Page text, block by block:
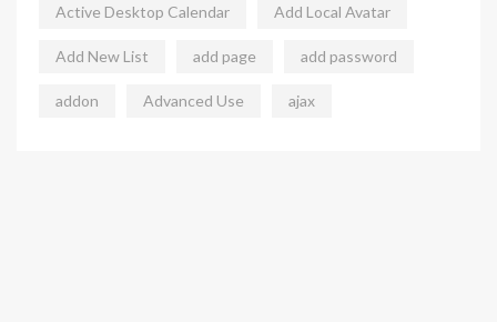
Active Desktop Calendar Add Local Avatar
Add New List add page add password
addon Advanced Use ajax